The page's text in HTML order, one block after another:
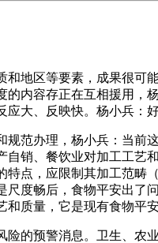
区等要素，成果很可能
的内容存正在互相援用，
应大、反映快。杨小兵：
办理，杨小兵：当前这
自销、餐饮业对加工工艺
特点，应限制其加工范畴
尺度畅后，食物平安出了
和质量，它是现有食物平
预警消息。卫生、农业